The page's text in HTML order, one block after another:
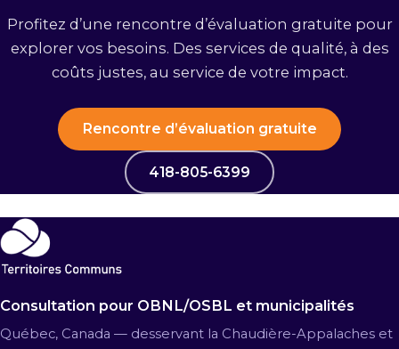
Profitez d’une rencontre d’évaluation gratuite pour
explorer vos besoins. Des services de qualité, à des
coûts justes, au service de votre impact.
Rencontre d’évaluation gratuite
418-805-6399
Consultation pour OBNL/OSBL et municipalités
Québec, Canada — desservant la Chaudière-Appalaches et